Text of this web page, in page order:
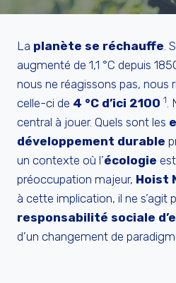
La planète se réchauffe.
augmenté de 1,1 °C depuis
nous ne réagissons pas, nous
celle-ci de 4 °C d’ici 2100 1.
central à jouer. Quels sont les
développement durable
un contexte où l’écologie
préoccupation majeur, Hoist
à cette implication, il ne s’agit
responsabilité sociale
d’un changement de